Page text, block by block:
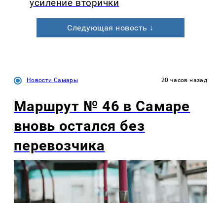
усиление вторички
Следующая новость ↓
Новости Самары 20 часов назад
Маршрут № 46 в Самаре
вновь остался без
перевозчика